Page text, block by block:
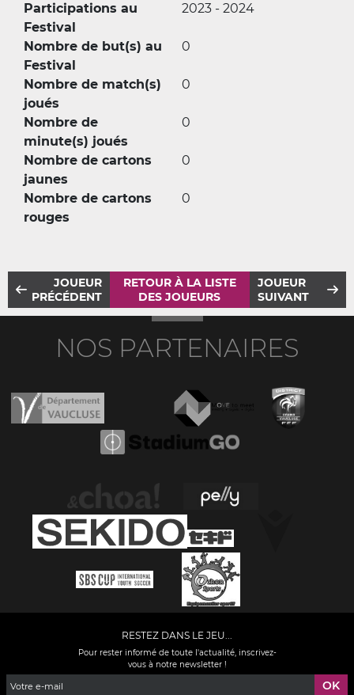
Participations au
Festival
2023 - 2024
Nombre de but(s) au
Festival
0
Nombre de match(s)
joués
0
Nombre de
minute(s) joués
0
Nombre de cartons
jaunes
0
Nombre de cartons
rouges
0
JOUEUR
PRÉCÉDENT
RETOUR À LA LISTE
DES JOUEURS
JOUEUR
SUIVANT
NOS PARTENAIRES
RESTEZ DANS LE JEU...
Pour rester informé de toute l'actualité, inscrivez-
vous à notre newsletter !